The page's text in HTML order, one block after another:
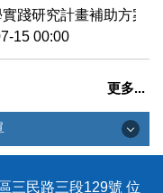
踐研究計畫補助方案
15 00:00
更多...
三民路三段129號 位